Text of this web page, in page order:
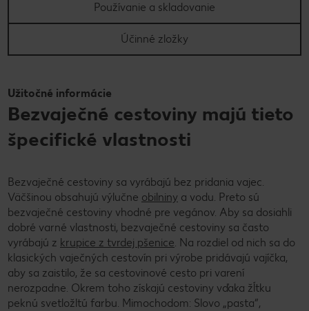
Používanie a skladovanie
Účinné zložky
Užitočné informácie
Bezvaječné cestoviny majú tieto
špecifické vlastnosti
Bezvaječné cestoviny sa vyrábajú bez pridania vajec.
Väčšinou obsahujú výlučne obilniny a vodu. Preto sú
bezvaječné cestoviny vhodné pre vegánov. Aby sa dosiahli
dobré varné vlastnosti, bezvaječné cestoviny sa často
vyrábajú z krupice z tvrdej pšenice. Na rozdiel od nich sa do
klasických vaječných cestovín pri výrobe pridávajú vajíčka,
aby sa zaistilo, že sa cestovinové cesto pri varení
nerozpadne. Okrem toho získajú cestoviny vďaka žĺtku
peknú svetložltú farbu. Mimochodom: Slovo „pasta“,